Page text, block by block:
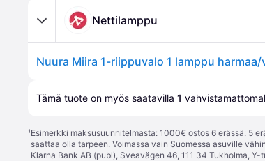
Nettilamppu
Tämä tuote on myös saatavilla 1
¹Esimerkki maksusuunnitelmasta: 1000€ ostos 6 erässä: 5
saattaa olla tarpeen. Voimassa vain Suomessa asuville
Klarna Bank AB (publ), Sveavägen 46, 111 34 Tukholma,